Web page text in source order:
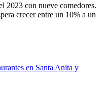
2023 con nueve comedores.
crecer entre un 10% a un